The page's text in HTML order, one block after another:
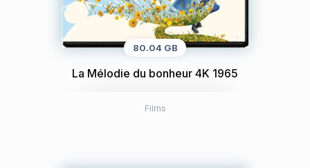
80.04 GB
La Mélodie du bonheur 4K 1965
Films